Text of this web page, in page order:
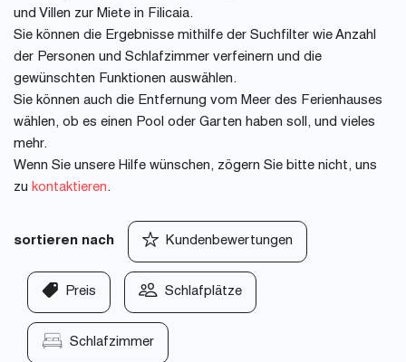
und Villen zur Miete in Filicaia.
Sie können die Ergebnisse mithilfe der Suchfilter wie Anzahl
der Personen und Schlafzimmer verfeinern und die
gewünschten Funktionen auswählen.
Sie können auch die Entfernung vom Meer des Ferienhauses
wählen, ob es einen Pool oder Garten haben soll, und vieles
mehr.
Wenn Sie unsere Hilfe wünschen, zögern Sie bitte nicht, uns
zu kontaktieren.
sortieren nach Kundenbewertungen
Preis Schlafplätze
Schlafzimmer